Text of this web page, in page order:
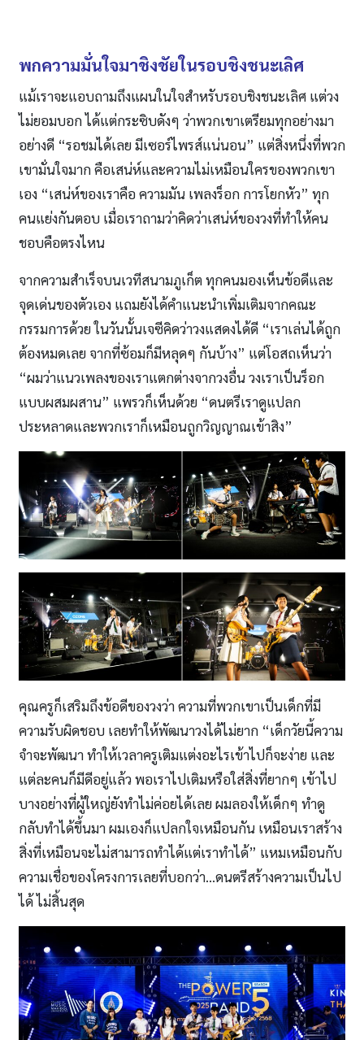
พกความมั่นใจมาชิงชัยในรอบชิงชนะเลิศ
แม้เราจะแอบถามถึงแผนในใจสำหรับรอบชิงชนะเลิศ แต่วง
ไม่ยอมบอก ได้แต่กระซิบดังๆ ว่าพวกเขาเตรียมทุกอย่างมา
อย่างดี “รอชมได้เลย มีเซอร์ไพรส์แน่นอน” แต่สิ่งหนึ่งที่พวก
เขามั่นใจมาก คือเสน่ห์และความไม่เหมือนใครของพวกเขา
เอง “เสน่ห์ของเราคือ ความมัน เพลงร็อก การโยกหัว” ทุก
คนแย่งกันตอบ เมื่อเราถามว่าคิดว่าเสน่ห์ของวงที่ทำให้คน
ชอบคือตรงไหน
จากความสำเร็จบนเวทีสนามภูเก็ต ทุกคนมองเห็นข้อดีและ
จุดเด่นของตัวเอง แถมยังได้คำแนะนำเพิ่มเติมจากคณะ
กรรมการด้วย ในวันนั้นเจซีคิดว่าวงแสดงได้ดี “เราเล่นได้ถูก
ต้องหมดเลย จากที่ซ้อมก็มีหลุดๆ กันบ้าง” แต่โอสถเห็นว่า
“ผมว่าแนวเพลงของเราแตกต่างจากวงอื่น วงเราเป็นร็อก
แบบผสมผสาน” แพรวก็เห็นด้วย “ดนตรีเราดูแปลก
ประหลาดและพวกเราก็เหมือนถูกวิญญาณเข้าสิง”
คุณครูก็เสริมถึงข้อดีของวงว่า ความที่พวกเขาเป็นเด็กที่มี
ความรับผิดชอบ เลยทำให้พัฒนาวงได้ไม่ยาก “เด็กวัยนี้ความ
จำจะพัฒนา ทำให้เวลาครูเติมแต่งอะไรเข้าไปก็จะง่าย และ
แต่ละคนก็มีดีอยู่แล้ว พอเราไปเติมหรือใส่สิ่งที่ยากๆ เข้าไป
บางอย่างที่ผู้ใหญ่ยังทำไม่ค่อยได้เลย ผมลองให้เด็กๆ ทำดู
กลับทำได้ขึ้นมา ผมเองก็แปลกใจเหมือนกัน เหมือนเราสร้าง
สิ่งที่เหมือนจะไม่สามารถทำได้แต่เราทำได้” แหมเหมือนกับ
ความเชื่อของโครงการเลยที่บอกว่า…ดนตรีสร้างความเป็นไป
ได้ ไม่สิ้นสุด